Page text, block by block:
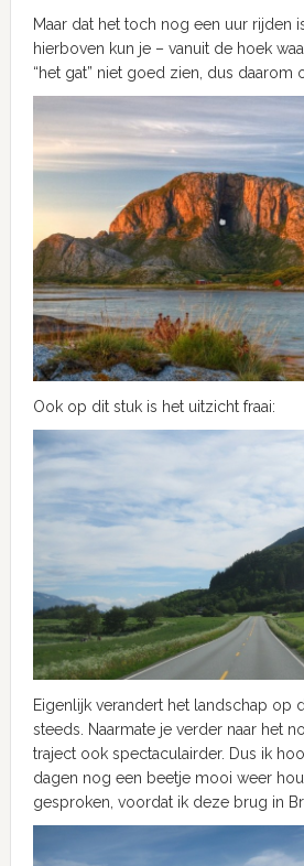
Maar dat het toch nog een uur rijden
hierboven kun je – vanuit de hoek
“het gat” niet goed zien, dus daarom
Ook op dit stuk is het uitzicht fraai:
Eigenlijk verandert het landschap op
steeds. Naarmate je verder naar het
traject ook spectaculairder. Dus ik
dagen nog een beetje mooi weer
gesproken, voordat ik deze brug in